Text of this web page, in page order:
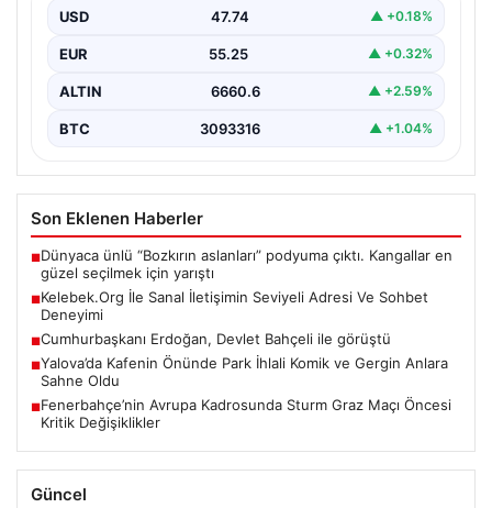
sağlaması ciddi bir önem taşımaktadır. Günümüzde
çeşitli…
USD 47.74 ▲ +0.18%
EUR 55.25 ▲ +0.32%
ALTIN 6660.6 ▲ +2.59%
BTC 3093316 ▲ +1.04%
Son Eklenen Haberler
■Dünyaca ünlü “Bozkırın aslanları” podyuma çıktı. Kangallar en
güzel seçilmek için yarıştı
■Kelebek.Org İle Sanal İletişimin Seviyeli Adresi Ve Sohbet
Deneyimi
■Cumhurbaşkanı Erdoğan, Devlet Bahçeli ile görüştü
■Yalova’da Kafenin Önünde Park İhlali Komik ve Gergin Anlara
Sahne Oldu
■Fenerbahçe’nin Avrupa Kadrosunda Sturm Graz Maçı Öncesi
Kritik Değişiklikler
Güncel